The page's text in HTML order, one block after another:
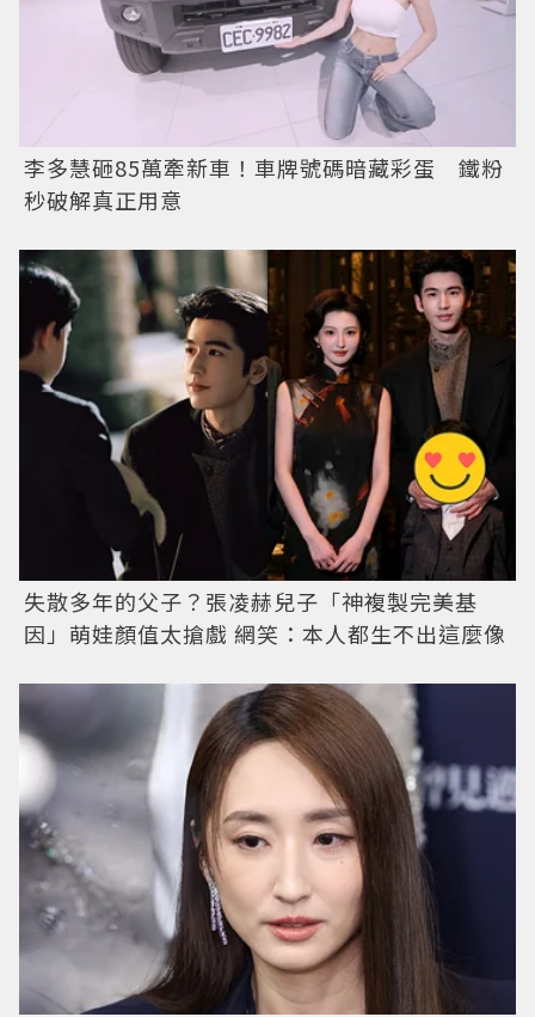
李多慧砸85萬牽新車！車牌號碼暗藏彩蛋 鐵粉
秒破解真正用意
失散多年的父子？張凌赫兒子「神複製完美基
因」萌娃顏值太搶戲 網笑：本人都生不出這麼像